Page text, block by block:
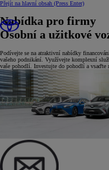
Přejít na hlavní obsah (Press Enter)
Nabídka pro firmy
Osobní a užitkové
Podívejte se na atraktivní nabídky
vašeho podnikání. Využívejte komplexní
vaše pohodlí. Investujte do pohodlí a vsaďte